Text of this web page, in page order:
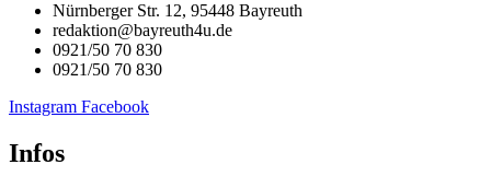
Nürnberger Str. 12, 95448 Bayreuth
redaktion@bayreuth4u.de
0921/50 70 830
0921/50 70 830
Instagram Facebook
Infos